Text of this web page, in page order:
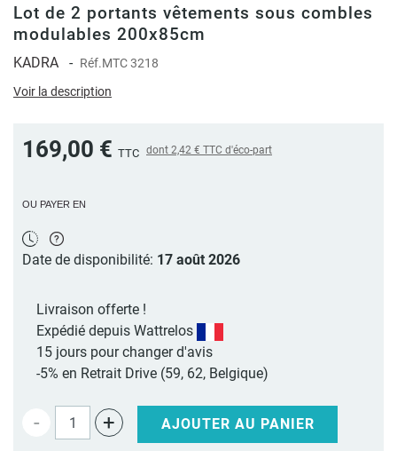
Lot de 2 portants vêtements sous combles
modulables 200x85cm
KADRA - Réf.MTC 3218
Voir la description
169,00 € TTC dont 2,42 € TTC d'éco-part
OU PAYER EN
Date de disponibilité: 17 août 2026
Livraison offerte !
Expédié depuis Wattrelos
15 jours pour changer d'avis
-5% en Retrait Drive (59, 62, Belgique)
- + AJOUTER AU PANIER